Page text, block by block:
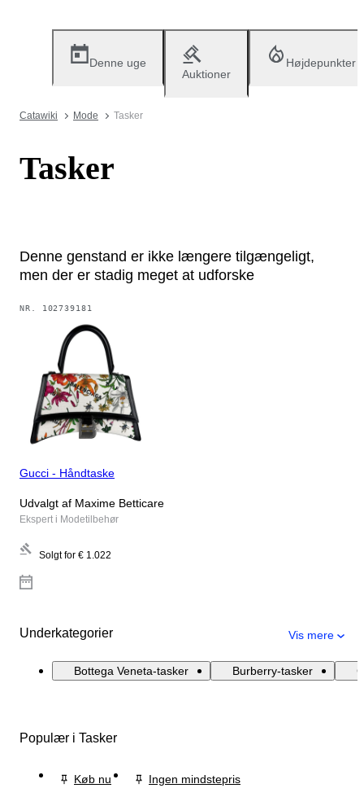
Denne uge
Auktioner
Højdepunkter
Catawiki Mode Tasker
Tasker
Denne genstand er ikke længere tilgængeligt,
men der er stadig meget at udforske
NR. 102739181
Gucci - Håndtaske
Udvalgt af Maxime Betticare
Ekspert i Modetilbehør
Solgt for € 1.022
Underkategorier Vis mere
Bottega Veneta-tasker Burberry-tasker
Populær i Tasker
Køb nu
Ingen mindstepris